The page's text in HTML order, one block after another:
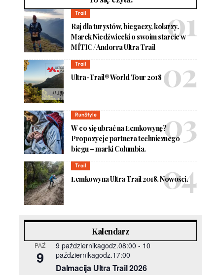
Trail
Raj dla turystów, biegaczy, kolarzy.
Marek Niedźwiecki o swoim starcie w
MÍTIC / Andorra Ultra Trail
Trail
Ultra-Trail® World Tour 2018
RunStyle
W co się ubrać na Łemkowynę?
Propozycje partnera technicznego
biegu – marki Columbia.
Trail
Łemkowyna Ultra Trail 2018. Nowości.
Kalendarz
PAŹ
9
9 październikagodz.08:00 - 10
październikagodz.17:00
Dalmacija Ultra Trail 2026